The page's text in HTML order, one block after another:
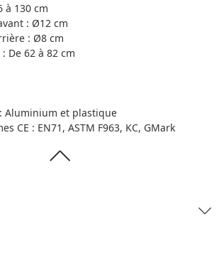
à 130 cm
: Ø12 cm
: Ø8 cm
De 62 à 82 cm
Aluminium et plastique
CE : EN71, ASTM F963, KC, GMark